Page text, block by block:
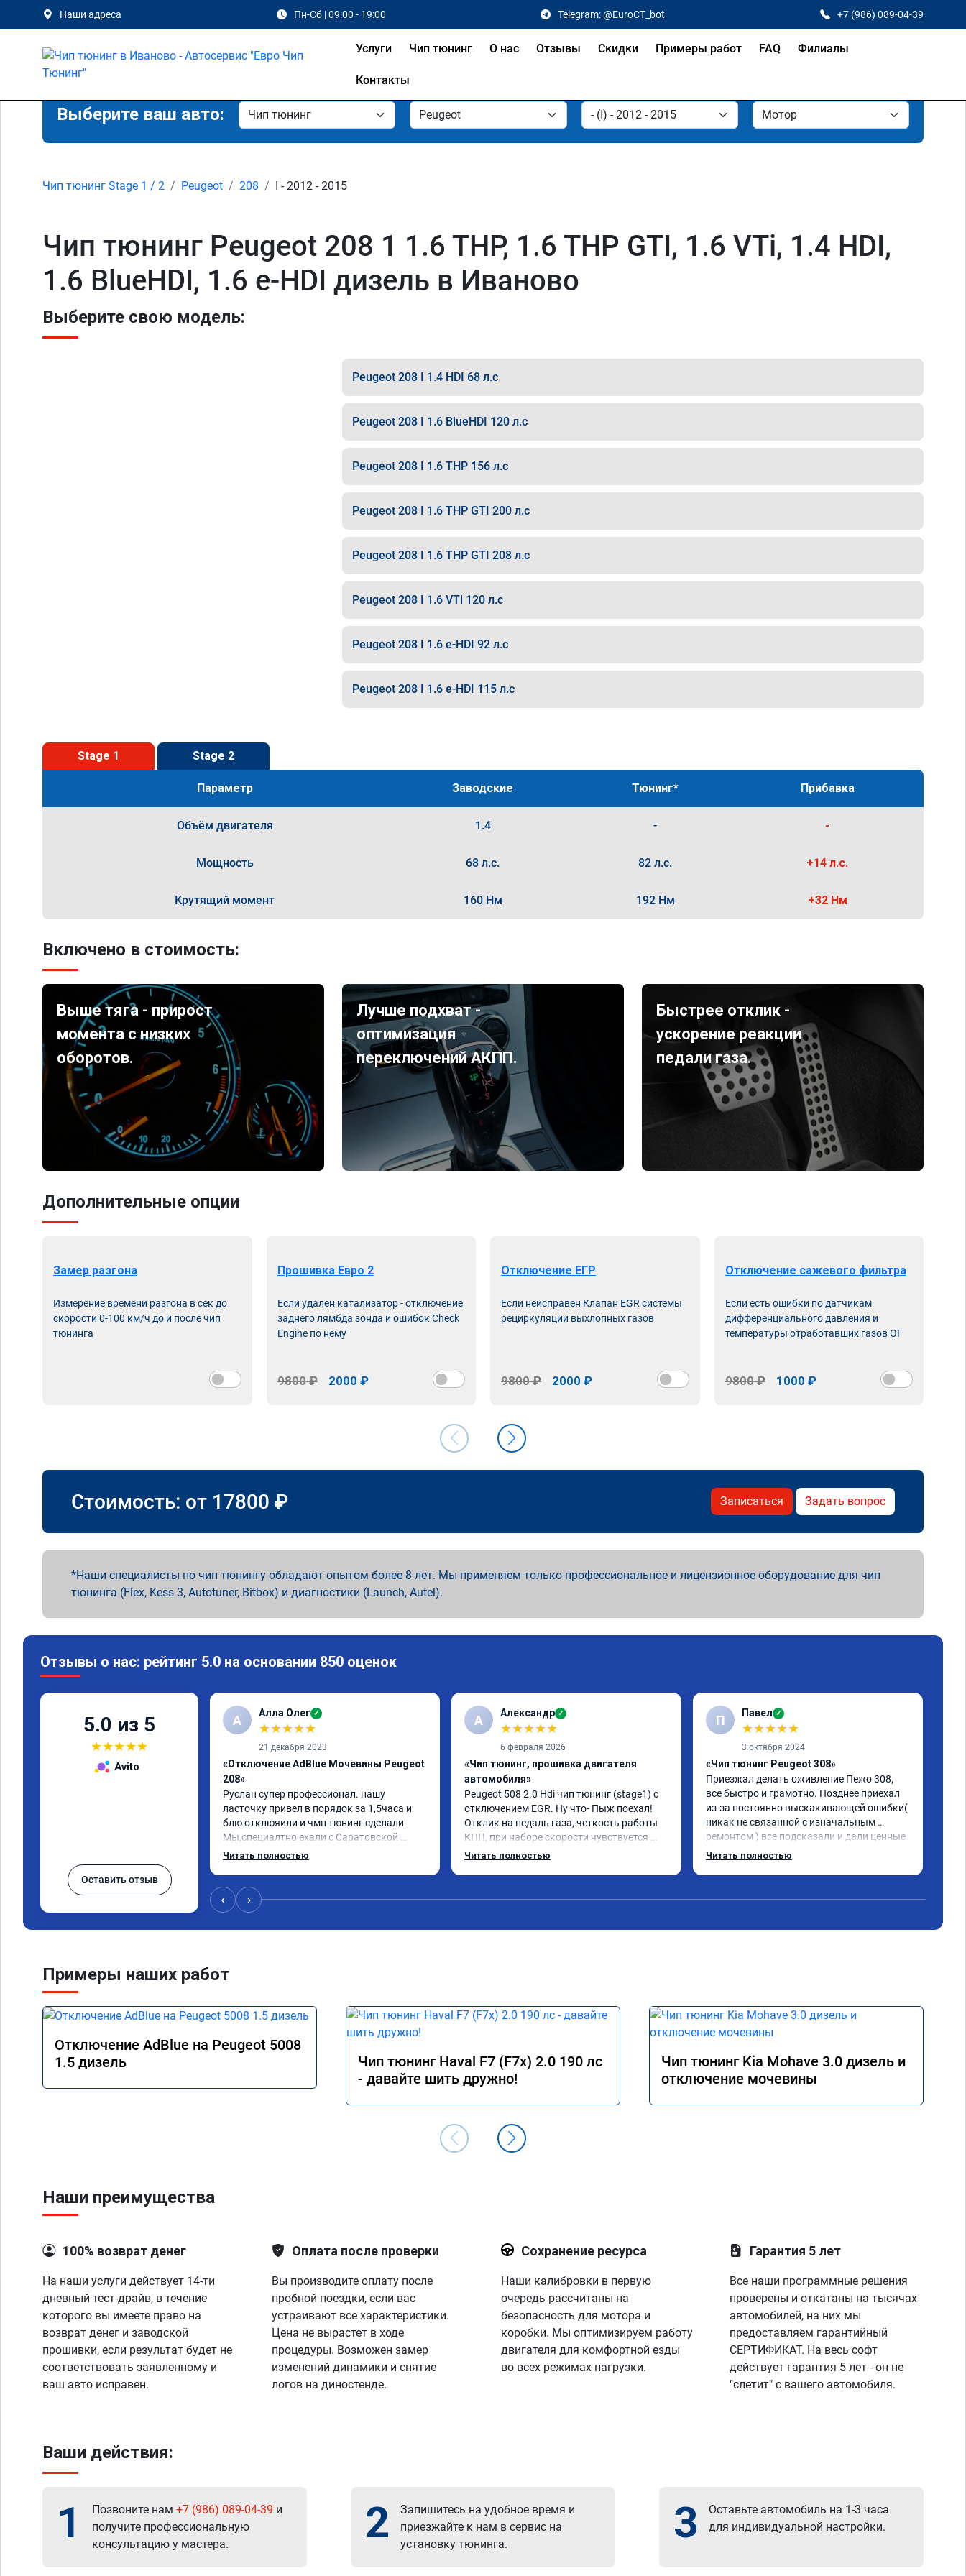
Наши адреса Пн-Сб | 09:00 - 19:00 Telegram: @EuroCT_bot +7 (986) 089-04-39
Услуги Чип тюнинг О нас Отзывы Скидки Примеры работ FAQ Филиалы
Контакты
Выберите ваш авто:
Чип тюнинг Stage 1 / 2 Peugeot 208 I - 2012 - 2015
Чип тюнинг Peugeot 208 1 1.6 THP, 1.6 THP GTI, 1.6 VTi, 1.4 HDI,
1.6 BlueHDI, 1.6 e-HDI дизель в Иваново
Выберите свою модель:
Peugeot 208 I 1.4 HDI 68 л.с
Peugeot 208 I 1.6 BlueHDI 120 л.с
Peugeot 208 I 1.6 THP 156 л.с
Peugeot 208 I 1.6 THP GTI 200 л.с
Peugeot 208 I 1.6 THP GTI 208 л.с
Peugeot 208 I 1.6 VTi 120 л.с
Peugeot 208 I 1.6 e-HDI 92 л.с
Peugeot 208 I 1.6 e-HDI 115 л.с
Stage 1 Stage 2
Параметр Заводские Тюнинг* Прибавка
Объём двигателя 1.4 - -
Мощность 68 л.с. 82 л.с. +14 л.с.
Крутящий момент 160 Нм 192 Нм +32 Нм
Включено в стоимость:
Выше тяга - прирост
момента с низких
оборотов.
Лучше подхват -
оптимизация
переключений АКПП.
Быстрее отклик -
ускорение реакции
педали газа.
Дополнительные опции
Замер разгона
Измерение времени разгона в сек до
скорости 0-100 км/ч до и после чип
тюнинга
Прошивка Евро 2
Если удален катализатор - отключение
заднего лямбда зонда и ошибок Check
Engine по нему
9800 ₽ 2000 ₽
Отключение ЕГР
Если неисправен Клапан EGR системы
рециркуляции выхлопных газов
9800 ₽ 2000 ₽
Отключение сажевого фильтра
Если есть ошибки по датчикам
дифференциального давления и
температуры отработавших газов ОГ
9800 ₽ 1000 ₽
Стоимость: от 17800 ₽ Записаться Задать вопрос
Наши специалисты по чип тюнингу обладают опытом более 8 лет. Мы применяем только профессиональное и лицензионное оборудование для чип
тюнинга (Flex, Kess 3, Autotuner, Bitbox) и диагностики (Launch, Autel).
Отзывы о нас: рейтинг 5.0 на основании 850 оценок
5.0 из 5
★★★★★
Avito
Оставить отзыв
А Алла Олег ✓
★★★★★
21 декабря 2023
«Отключение AdBlue Мочевины Peugeot
208»
Руслан супер профессионал. нашу
ласточку привел в порядок за 1,5часа и
блю отклюяили и чмп тюнинг сделали.
Мы,специалтно ехали с Саратовской
области до Самары и не зря. Но у них есть
,все быстро и качественно. Всем только
сюда.
Читать полностью
А Александр ✓
★★★★★
6 февраля 2026
«Чип тюнинг, прошивка двигателя
автомобиля»
Peugeot 508 2.0 Hdi чип тюнинг (stage1) с
отключением EGR. Ну что- Пыж поехал!
Отклик на педаль газа, четкость работы
КПП, при наборе скорости чувствуется
солидный запас мощности. Ребята
Читать полностью
П Павел ✓
★★★★★
3 октября 2024
«Чип тюнинг Peugeot 308»
Приезжал делать оживление Пежо 308,
все быстро и грамотно. Позднее приехал
из-за постоянно выскакивающей ошибки(
никак не связанной с изначальным
ремонтом ) все подсказали и дали ценные
указания как поступить. Категорически
Читать полностью
‹ ›
Примеры наших работ
Отключение AdBlue на Peugeot 5008
1.5 дизель
Чип тюнинг Haval F7 (F7x) 2.0 190 лс
- давайте шить дружно!
Чип тюнинг Kia Mohave 3.0 дизель и
отключение мочевины
Наши преимущества
100% возврат денег
На наши услуги действует 14-ти
дневный тест-драйв, в течение
которого вы имеете право на
возврат денег и заводской
прошивки, если результат будет не
соответствовать заявленному и
ваш авто исправен.
Оплата после проверки
Вы производите оплату после
пробной поездки, если вас
устраивают все характеристики.
Цена не вырастет в ходе
процедуры. Возможен замер
изменений динамики и снятие
логов на диностенде.
Сохранение ресурса
Наши калибровки в первую
очередь рассчитаны на
безопасность для мотора и
коробки. Мы оптимизируем работу
двигателя для комфортной езды
во всех режимах нагрузки.
Гарантия 5 лет
Все наши программные решения
проверены и откатаны на тысячах
автомобилей, на них мы
предоставляем гарантийный
СЕРТИФИКАТ. На весь софт
действует гарантия 5 лет - он не
"слетит" с вашего автомобиля.
Ваши действия:
1 Позвоните нам +7 (986) 089-04-39 и
получите профессиональную
консультацию у мастера.
2
Запишитесь на удобное время и
приезжайте к нам в сервис на
установку тюнинга.
3
Оставьте автомобиль на 1-3 часа
для индивидуальной настройки.